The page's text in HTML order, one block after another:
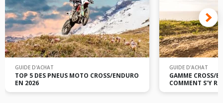
GUIDE D'ACHAT
TOP 5 DES PNEUS MOTO CROSS/ENDURO
EN 2026
GUIDE D'ACHAT
GAMME CROSS/
COMMENT S'Y